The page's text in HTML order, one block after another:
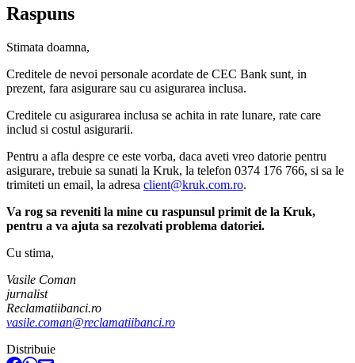
Raspuns
Stimata doamna,
Creditele de nevoi personale acordate de CEC Bank sunt, in
prezent, fara asigurare sau cu asigurarea inclusa.
Creditele cu asigurarea inclusa se achita in rate lunare, rate care
includ si costul asigurarii.
Pentru a afla despre ce este vorba, daca aveti vreo datorie pentru
asigurare, trebuie sa sunati la Kruk, la telefon 0374 176 766, si sa le
trimiteti un email, la adresa client@kruk.com.ro.
Va rog sa reveniti la mine cu raspunsul primit de la Kruk,
pentru a va ajuta sa rezolvati problema datoriei.
Cu stima,
Vasile Coman
jurnalist
Reclamatiibanci.ro
vasile.coman@reclamatiibanci.ro
Distribuie